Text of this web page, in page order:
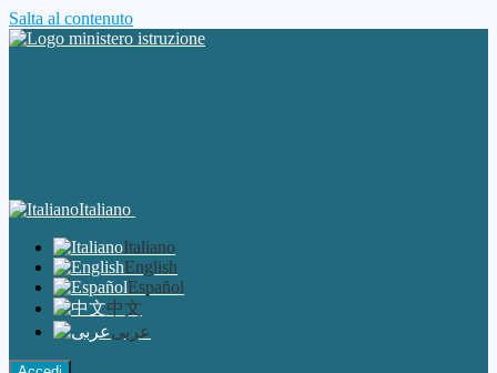
Salta al contenuto
Italiano
Italiano
English
Español
中文
عربى